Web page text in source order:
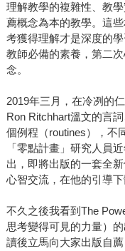
理解教學的複雜性、教
薦概念為本的教學。這
考獲得理解才是深度的
教師必備的素養，第二
念。
2019年三月，在冷冽的
Ron Ritchhart溫文的言
個例程（routines），不
「零點計畫」研究人員
出，即將出版的一套全
心智交流，在他的引導下
不久之後我看到The
思考變得可見的力量）
讀後立馬向大家出版自